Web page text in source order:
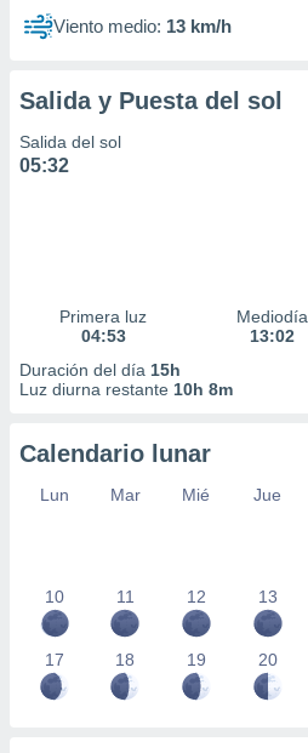
Viento medio: 13 km/h
Salida y Puesta del sol
Salida del sol
05:32
Primera luz
04:53
Mediodía
13:02
Duración del día 15h
Luz diurna restante 10h 8m
Calendario lunar
Lun Mar Mié Jue
10 11 12 13
17 18 19 20